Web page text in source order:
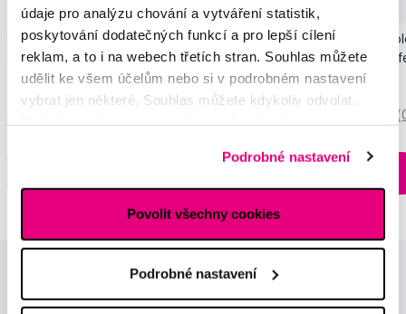
údaje pro analýzu chování a vytváření statistik,
poskytování dodatečných funkcí a pro lepší cílení
reklam, a to i na webech třetích stran. Souhlas můžete
udělit ke všem účelům nebo si v podrobném nastavení
vybrat jen některé. Souhlas můžete kdykoliv odvolat.
Podrobné nastavení
Povolit všechny cookies
Podrobné nastavení
SMILLE Sonic Brush - Prémiový sonický
kartáček s kónickými vlákny SANGI, bílý
3 699 Kč
Skladem > 5 ks
13 prodejnách
Pop Instant Teeth
pro okamžitý bělicí
259 Kč